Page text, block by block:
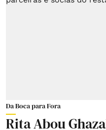
Da Boca para Fora
Rita Abou